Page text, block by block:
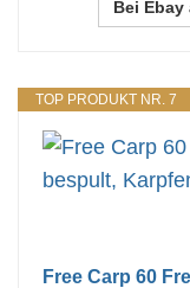
Bei Ebay
TOP PRODUKT NR. 7
Free Carp 60